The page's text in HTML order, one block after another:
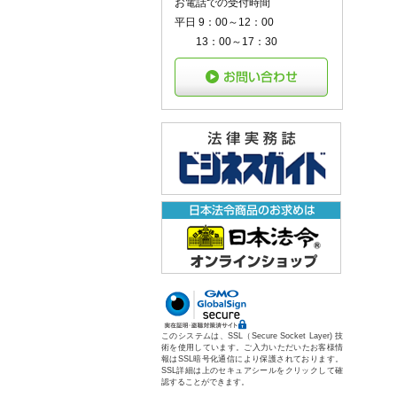
お電話での受付時間
平日 9：00～12：00
13：00～17：30
このシステムは、SSL（Secure Socket Layer) 技
術を使用しています。ご入力いただいたお客様情
報はSSL暗号化通信により保護されております。
SSL詳細は上のセキュアシールをクリックして確
認することができます。